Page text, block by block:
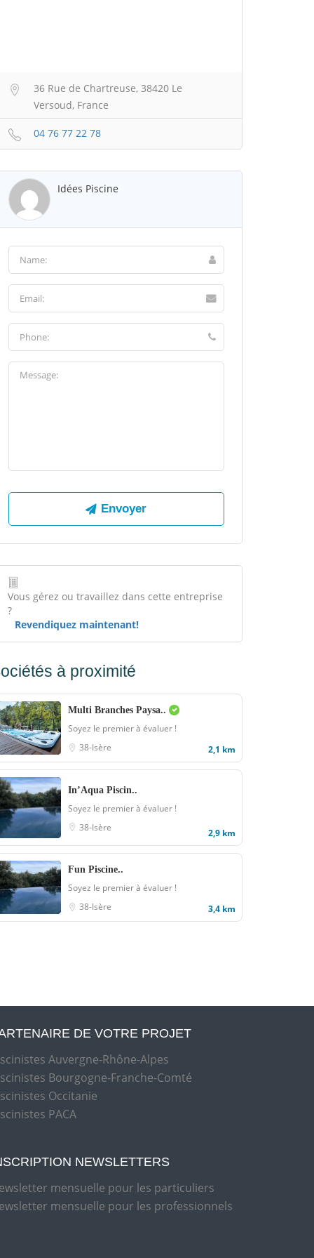
36 Rue de Chartreuse, 38420 Le
Versoud, France
04 76 77 22 78
Idées Piscine
Vous gérez ou travaillez dans cette entreprise
?
Revendiquez maintenant!
à proximité
Multi Branches Paysa..
Soyez le premier à évaluer !
38-Isère
2,1 km
In’Aqua Piscin..
Soyez le premier à évaluer !
38-Isère
2,9 km
Fun Piscine..
Soyez le premier à évaluer !
38-Isère
3,4 km
DE VOTRE PROJET
Auvergne-Rhône-Alpes
Bourgogne-Franche-Comté
Occitanie
PACA
NEWSLETTERS
mensuelle pour les particuliers
mensuelle pour les professionnels